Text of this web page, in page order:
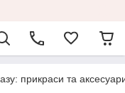
прикраси та